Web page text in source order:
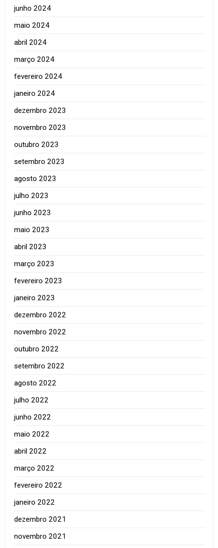
junho 2024
maio 2024
abril 2024
março 2024
fevereiro 2024
janeiro 2024
dezembro 2023
novembro 2023
outubro 2023
setembro 2023
agosto 2023
julho 2023
junho 2023
maio 2023
abril 2023
março 2023
fevereiro 2023
janeiro 2023
dezembro 2022
novembro 2022
outubro 2022
setembro 2022
agosto 2022
julho 2022
junho 2022
maio 2022
abril 2022
março 2022
fevereiro 2022
janeiro 2022
dezembro 2021
novembro 2021